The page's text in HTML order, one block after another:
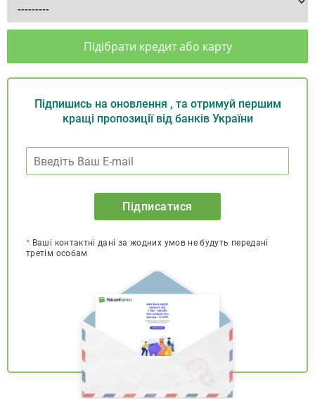
Підібрати кредит або карту
Підпишись на оновлення , та отримуй першим
кращі пропозиції від банків України
Підписатися
* Ваші контактні дані за жодних умов не будуть передані
третім особам